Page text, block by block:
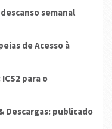
semanal
de Acesso à
para o
Descargas: publicado